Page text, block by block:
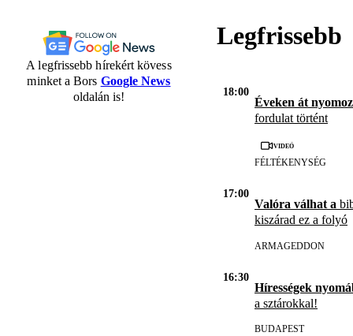
A legfrissebb hírekért kövess
minket a Bors Google News
oldalán is!
Legfrissebb
18:00
Éveken át
fordulat történt
Videó
FÉLTÉKENYSÉG
17:00
Valóra válhat a
kiszárad ez a folyó
ARMAGEDDON
16:30
Hírességek
a sztárokkal!
BUDAPEST